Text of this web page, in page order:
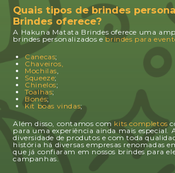
Quais tipos de brindes
Brindes oferece?
A Hakuna Matata Brindes oferece uma
brindes personalizados ebrindes para
Canecas;
Chaveiros,
Mochilas
Squeeze;
Chinelos;
Toalhas;
Bonés;
Kit boas vindas;
Além disso, contamos com kits completos
para uma experiência ainda mais especial.
diversidade de produtos e com toda
história há diversas empresas renomadas
que já confiaram em nossos brindes para
campanhas.